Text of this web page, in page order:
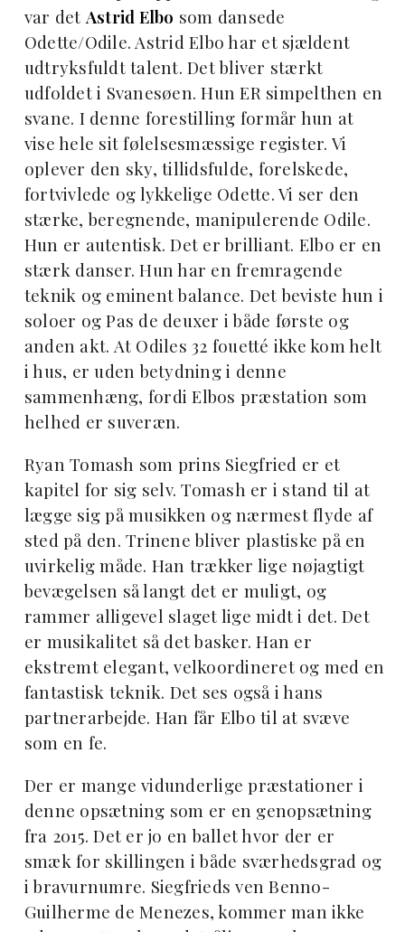
var detAstrid Elbo som dansede
Odette/Odile. Astrid Elbo har et sjældent
udtryksfuldt talent. Det bliver stærkt
udfoldet i Svanesøen. Hun ER simpelthen en
svane. I denne forestilling formår hun at
vise hele sit følelsesmæssige register. Vi
oplever den sky, tillidsfulde, forelskede,
fortvivlede og lykkelige Odette. Vi ser den
stærke, beregnende, manipulerende Odile.
Hun er autentisk. Det er brilliant. Elbo er en
stærk danser. Hun har en fremragende
teknik og eminent balance. Det beviste hun i
soloer og Pas de deuxer i både første og
anden akt. At Odiles 32 fouetté ikke kom helt
i hus, er uden betydning i denne
sammenhæng, fordi Elbos præstation som
helhed er suveræn.
Ryan Tomash som prins Siegfried er et
kapitel for sig selv. Tomash er i stand til at
lægge sig på musikken og nærmest flyde af
sted på den. Trinene bliver plastiske på en
uvirkelig måde. Han trækker lige nøjagtigt
bevægelsen så langt det er muligt, og
rammer alligevel slaget lige midt i det. Det
er musikalitet så det basker. Han er
ekstremt elegant, velkoordineret og med en
fantastisk teknik. Det ses også i hans
partnerarbejde. Han får Elbo til at svæve
som en fe.
Der er mange vidunderlige præstationer i
denne opsætning som er en genopsætning
fra 2015. Det er jo en ballet hvor der er
smæk for skillingen i både sværhedsgrad og
i bravurnumre. Siegfrieds venBenno-
Guilherme de Menezes, kommer man ikke